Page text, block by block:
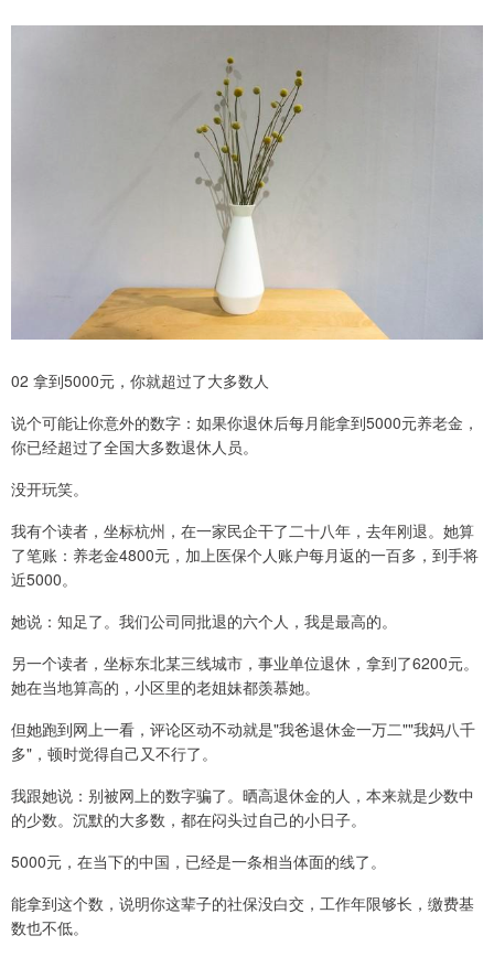
02 拿到5000元，你就超过了大多数人
说个可能让你意外的数字：如果你退休后每月能拿到5000元养老金，
你已经超过了全国大多数退休人员。
没开玩笑。
我有个读者，坐标杭州，在一家民企干了二十八年，去年刚退。她算
了笔账：养老金4800元，加上医保个人账户每月返的一百多，到手将
近5000。
她说：知足了。我们公司同批退的六个人，我是最高的。
另一个读者，坐标东北某三线城市，事业单位退休，拿到了6200元。
她在当地算高的，小区里的老姐妹都羡慕她。
但她跑到网上一看，评论区动不动就是"我爸退休金一万二""我妈八千
多"，顿时觉得自己又不行了。
我跟她说：别被网上的数字骗了。晒高退休金的人，本来就是少数中
的少数。沉默的大多数，都在闷头过自己的小日子。
5000元，在当下的中国，已经是一条相当体面的线了。
能拿到这个数，说明你这辈子的社保没白交，工作年限够长，缴费基
数也不低。